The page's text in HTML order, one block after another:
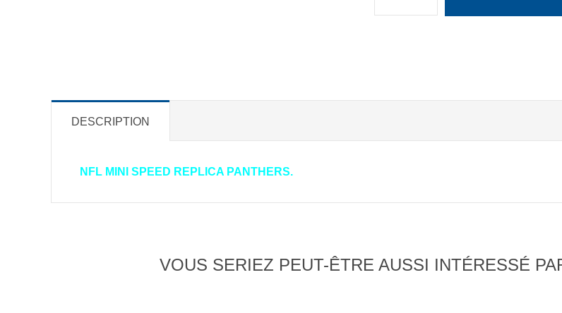
DESCRIPTION
NFL MINI SPEED REPLICA PANTHERS.
VOUS SERIEZ PEUT-ÊTRE AUSSI INTÉRESSÉ